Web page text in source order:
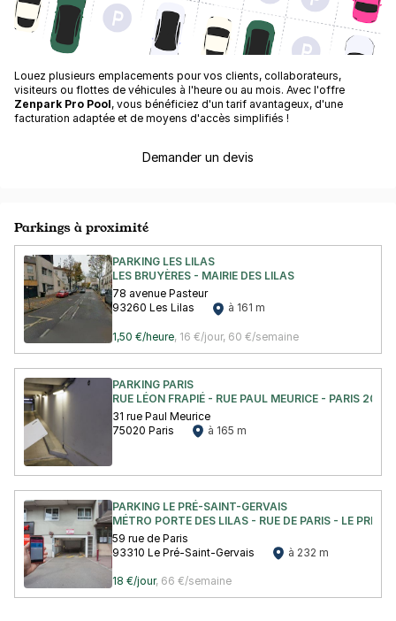
Louez plusieurs emplacements pour vos clients, collaborateurs,
visiteurs ou flottes de véhicules à l'heure ou au mois. Avec l'offre
Zenpark Pro Pool, vous bénéficiez d'un tarif avantageux, d'une
facturation adaptée et de moyens d'accès simplifiés !
Demander un devis
Parkings à proximité
PARKING LES LILAS
LES BRUYÈRES - MAIRIE DES LILAS
78 avenue Pasteur
93260 Les Lilas
à 161 m
1,50 €/heure, 16 €/jour, 60 €/semaine
PARKING PARIS
RUE LÉON FRAPIÉ - RUE PAUL MEURICE - PARIS 20
31 rue Paul Meurice
75020 Paris
à 165 m
PARKING LE PRÉ-SAINT-GERVAIS
MÉTRO PORTE DES LILAS - RUE DE PARIS - LE PRÉ
59 rue de Paris
93310 Le Pré-Saint-Gervais
à 232 m
18 €/jour, 66 €/semaine